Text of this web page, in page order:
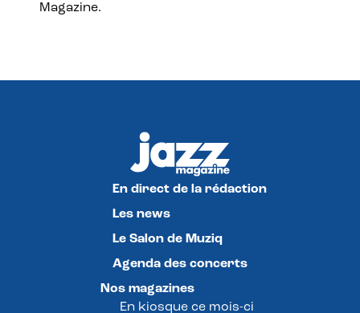
Magazine.
En direct de la rédaction
Les news
Le Salon de Muziq
Agenda des concerts
Nos magazines
En kiosque ce mois-ci